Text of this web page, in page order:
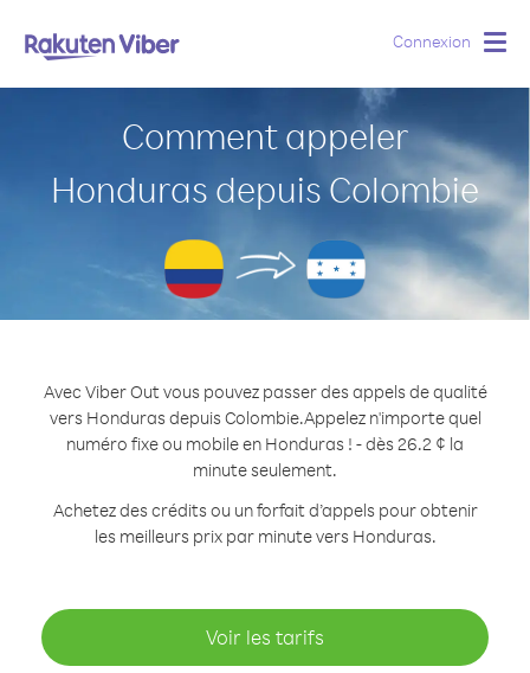
Connexion
Comment appeler
Honduras depuis Colombie
Avec Viber Out vous pouvez passer des appels de qualité
vers Honduras depuis Colombie.Appelez n'importe quel
numéro fixe ou mobile en Honduras ! - dès 26.2 ¢ la
minute seulement.
Achetez des crédits ou un forfait d’appels pour obtenir
les meilleurs prix par minute vers Honduras.
Voir les tarifs